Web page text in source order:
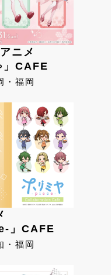
ニメ
」CAFE
・福岡
」CAFE
・福岡